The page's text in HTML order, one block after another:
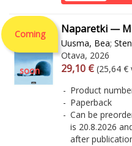
Coming
soon
Naparetki —
Uusma, Bea;
Otava, 2026
29,10 € Excl. vat
(25,64 €
Product
Paperback
Can be
is 20.8.2026
after